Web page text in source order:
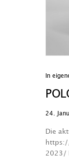
In
24.
Die
2023/